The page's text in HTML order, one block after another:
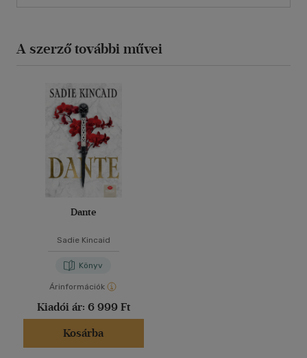
A szerző további művei
Dante
Sadie Kincaid
Könyv
Árinformációk
Kiadói ár: 6 999 Ft
Kosárba